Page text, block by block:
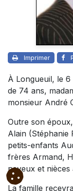
Imprimer
À Longueuil, le 6
de 74 ans,
monsieur André
Outre son
Alain (Stéphanie
petits-enfants
frères Armand,
neveux et nièces
La famille